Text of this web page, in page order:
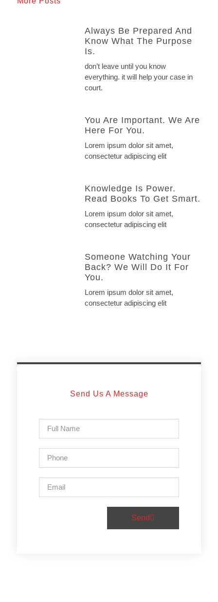
Always Be Prepared And
Know What The Purpose
Is.
don’t leave until you know
everything. it will help your case in
court.
You Are Important. We Are
Here For You.
Lorem ipsum dolor sit amet,
consectetur adipiscing elit
Knowledge Is Power.
Read Books To Get Smart.
Lorem ipsum dolor sit amet,
consectetur adipiscing elit
Someone Watching Your
Back? We Will Do It For
You.
Lorem ipsum dolor sit amet,
consectetur adipiscing elit
Send Us A Message
Send